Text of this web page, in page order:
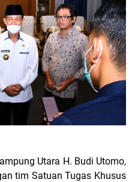
Utara H. Budi Utomo,
tim Satuan Tugas Khusus